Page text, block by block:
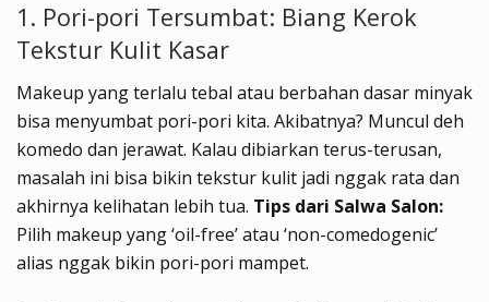
1. Pori-pori Tersumbat: Biang Kerok
Tekstur Kulit Kasar
Makeup yang terlalu tebal atau berbahan dasar minyak
bisa menyumbat pori-pori kita. Akibatnya? Muncul deh
komedo dan jerawat. Kalau dibiarkan terus-terusan,
masalah ini bisa bikin tekstur kulit jadi nggak rata dan
akhirnya kelihatan lebih tua. Tips dari Salwa Salon:
Pilih makeup yang ‘oil-free’ atau ‘non-comedogenic’
alias nggak bikin pori-pori mampet.